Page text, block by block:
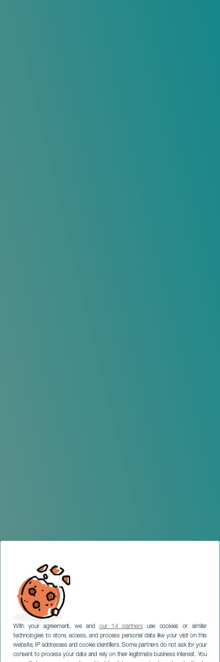
With your agreement, we andour 14 partnersuse cookies or similar
technologies to store, access, and process personal data like your visit on this
website, IP addresses and cookie identifiers. Some partners do not ask for your
consent to process your data and rely on their legitimate business interest. You